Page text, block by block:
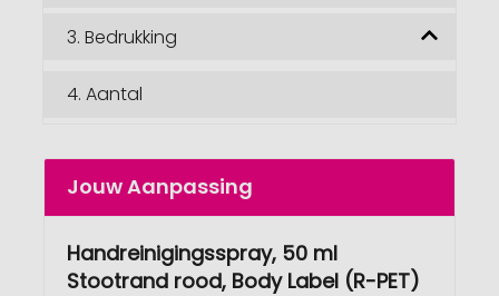
3. Bedrukking
4. Aantal
Jouw Aanpassing
Handreinigingsspray, 50 ml
Stootrand rood, Body Label (R-PET)